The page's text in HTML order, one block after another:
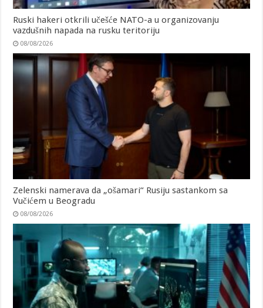
Ruski hakeri otkrili učešće NATO-a u organizovanju
vazdušnih napada na rusku teritoriju
08/08/2026
Zelenski namerava da „ošamari“ Rusiju sastankom sa
Vučićem u Beogradu
08/08/2026